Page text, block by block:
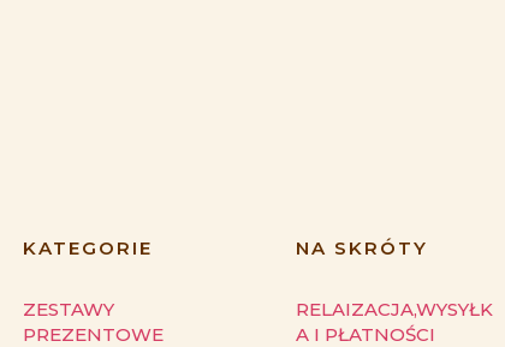
KATEGORIE
ZESTAWY
PREZENTOWE
NA SKRÓTY
RELAIZACJA,WYSYŁK
A I PŁATNOŚCI